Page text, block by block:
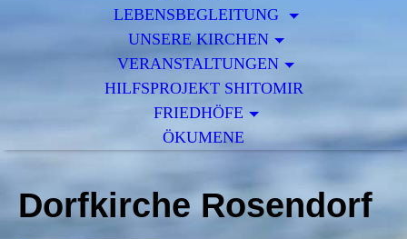
LEBENSBEGLEITUNG
UNSERE KIRCHEN
VERANSTALTUNGEN
HILFSPROJEKT SHITOMIR
FRIEDHÖFE
ÖKUMENE
Dorfkirche Rosendorf